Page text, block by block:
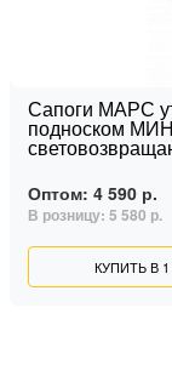
Сапоги МАРС
подноском
Оптом: 4 590 р.
В розницу: 5 580 р.
КУПИТЬ В